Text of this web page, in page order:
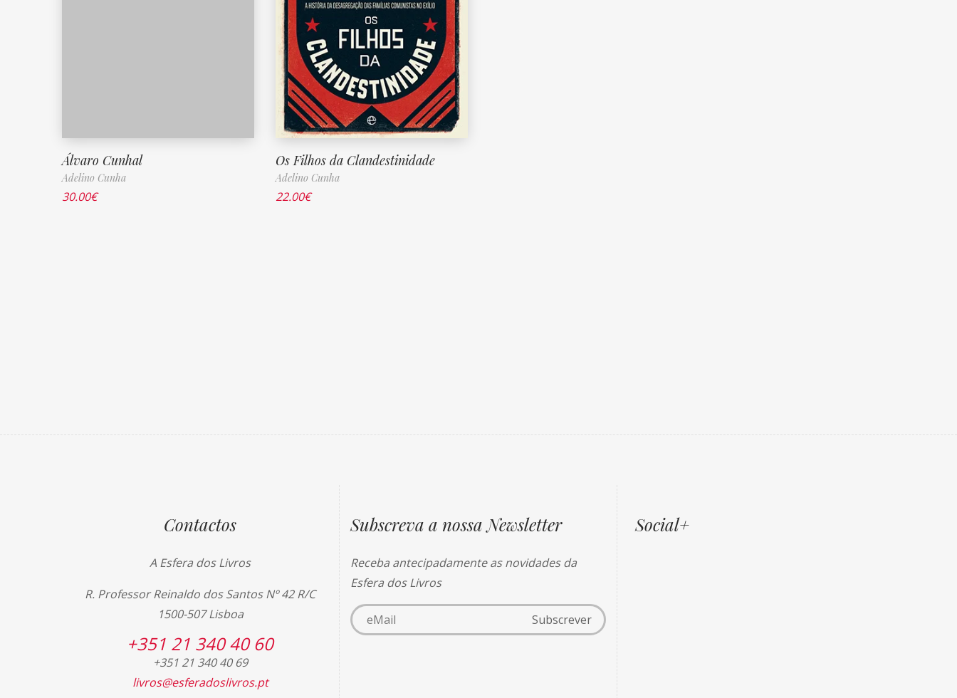
Álvaro Cunhal
Adelino Cunha
30.00€
Os Filhos da Clandestinidade
Adelino Cunha
22.00€
Contactos
A Esfera dos Livros
R. Professor Reinaldo dos Santos Nº 42 R/C
1500-507 Lisboa
+351 21 340 40 60
+351 21 340 40 69
livros@esferadoslivros.pt
Subscreva a nossa Newsletter
Receba antecipadamente as novidades da
Esfera dos Livros
Social+